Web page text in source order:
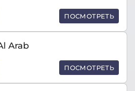
ПОСМОТРЕТЬ
Arab
ПОСМОТРЕТЬ